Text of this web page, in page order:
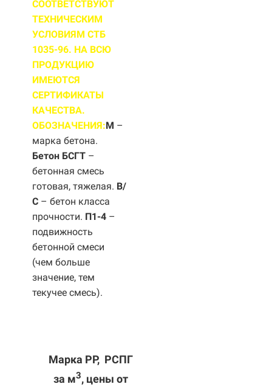
СООТВЕТСТВУЮТ
ТЕХНИЧЕСКИМ
УСЛОВИЯМ СТБ
1035-96. НА ВСЮ
ПРОДУКЦИЮ
ИМЕЮТСЯ
СЕРТИФИКАТЫ
КАЧЕСТВА.
ОБОЗНАЧЕНИЯ:М –
марка бетона.
Бетон БСГТ –
бетонная смесь
готовая, тяжелая. B/
С – бетон класса
прочности. П1-4 –
подвижность
бетонной смеси
(чем больше
значение, тем
текучее смесь).
Марка РР, РСПГ
за м3, цены от